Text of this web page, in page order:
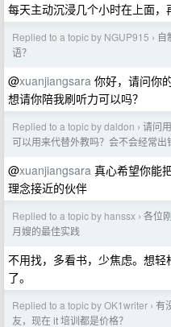
每天主动沉浸几个小时在上面，
Replied to a topic by NGUP915 › 自
语？
@xuanjiangsara 你好，请问你
想请你陪我刷听力可以吗？
Replied to a topic by daldon › 请问
可以用来代替外教吗？会不会经常出
@xuanjiangsara 真心希望你能
理念接近的伙伴
Replied to a topic by hanssx › 各位
月嫂的最佳实践
不用找，多看书，少焦虑。想
了。
Replied to a topic by OK1writer › 有
友，现在 it 培训都是价格？